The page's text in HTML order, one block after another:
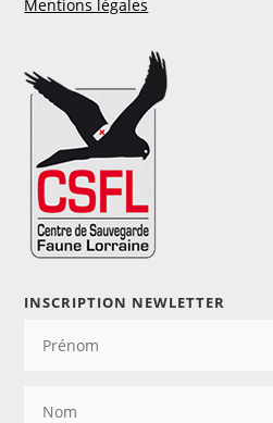
Mentions légales
INSCRIPTION NEWLETTER